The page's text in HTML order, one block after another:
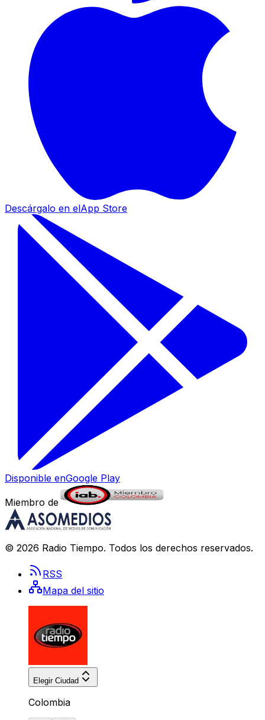
Descárgalo en elApp Store
Disponible enGoogle Play
Miembro de
© 2026 Radio Tiempo. Todos los derechos reservados.
RSS
Mapa del sitio
Elegir Ciudad
Colombia